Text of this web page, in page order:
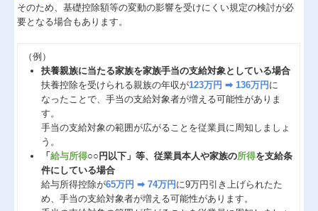
そのため、基礎控除額等の変動の影響を受けにくい規定の検討が必
要となる場合もあります。
（例）
扶養親族に当たる家族を家族手当の支給対象としている場合
扶養控除を受けられる親族の年収が123万円 ➡ 136万円 に
なったことで、手当の支給対象者が増える可能性がありま
す。
手当の支給対象の範囲が広がることを従業員に周知しましょ
う。
「給与所得○○円以下」等、従業員本人や家族の所得を支給条
件にしている場合
給与所得控除が65万円 ➡ 74万円 に9万円引き上げられたた
め、手当の支給対象者が増える可能性があります。